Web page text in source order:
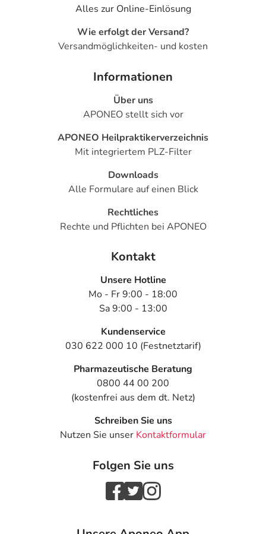
Alles zur Online-Einlösung
Wie erfolgt der Versand?
Versandmöglichkeiten- und kosten
Informationen
Über uns
APONEO stellt sich vor
APONEO Heilpraktikerverzeichnis
Mit integriertem PLZ-Filter
Downloads
Alle Formulare auf einen Blick
Rechtliches
Rechte und Pflichten bei APONEO
Kontakt
Unsere Hotline
Mo - Fr 9:00 - 18:00
Sa 9:00 - 13:00
Kundenservice
030 622 000 10 (Festnetztarif)
Pharmazeutische Beratung
0800 44 00 200
(kostenfrei aus dem dt. Netz)
Schreiben Sie uns
Nutzen Sie unser Kontaktformular
Folgen Sie uns